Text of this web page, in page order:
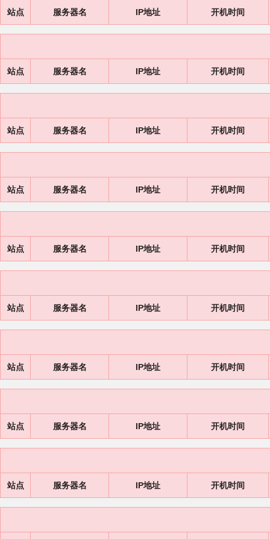
站点 服务器名 IP地址 开机时间
站点 服务器名 IP地址 开机时间
站点 服务器名 IP地址 开机时间
站点 服务器名 IP地址 开机时间
站点 服务器名 IP地址 开机时间
站点 服务器名 IP地址 开机时间
站点 服务器名 IP地址 开机时间
站点 服务器名 IP地址 开机时间
站点 服务器名 IP地址 开机时间